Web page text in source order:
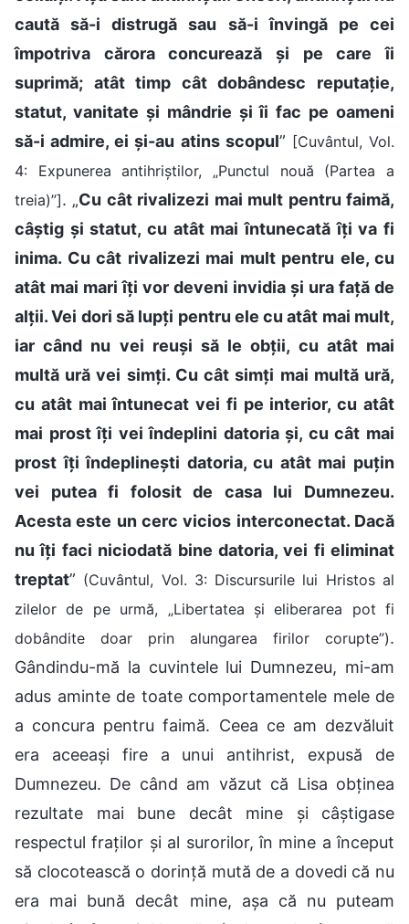
caută să-i distrugă sau să-i învingă pe cei
împotriva cărora concurează și pe care îi
suprimă; atât timp cât dobândesc reputație,
statut, vanitate și mândrie și îi fac pe oameni
să-i admire, ei și-au atins scopul” [Cuvântul, Vol.
4: Expunerea antihriștilor, „Punctul nouă (Partea a
treia)”]. „Cu cât rivalizezi mai mult pentru faimă,
câștig și statut, cu atât mai întunecată îți va fi
inima. Cu cât rivalizezi mai mult pentru ele, cu
atât mai mari îți vor deveni invidia și ura față de
alții. Vei dori să lupți pentru ele cu atât mai mult,
iar când nu vei reuși să le obții, cu atât mai
multă ură vei simți. Cu cât simți mai multă ură,
cu atât mai întunecat vei fi pe interior, cu atât
mai prost îți vei îndeplini datoria și, cu cât mai
prost îți îndeplinești datoria, cu atât mai puțin
vei putea fi folosit de casa lui Dumnezeu.
Acesta este un cerc vicios interconectat. Dacă
nu îți faci niciodată bine datoria, vei fi eliminat
treptat” (Cuvântul, Vol. 3: Discursurile lui Hristos al
zilelor de pe urmă, „Libertatea și eliberarea pot fi
dobândite doar prin alungarea firilor corupte”).
Gândindu-mă la cuvintele lui Dumnezeu, mi-am
adus aminte de toate comportamentele mele de
a concura pentru faimă. Ceea ce am dezvăluit
era aceeași fire a unui antihrist, expusă de
Dumnezeu. De când am văzut că Lisa obținea
rezultate mai bune decât mine și câștigase
respectul fraților și al surorilor, în mine a început
să clocotească o dorință mută de a dovedi că nu
era mai bună decât mine, așa că nu puteam